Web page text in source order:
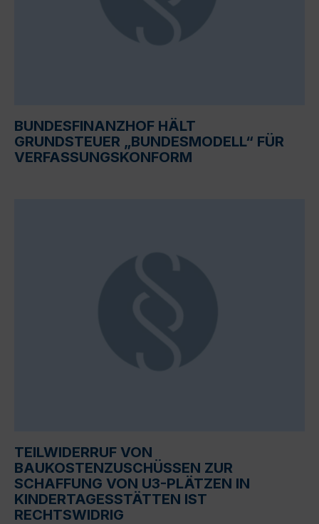
BUNDESFINANZHOF HÄLT
GRUNDSTEUER „BUNDESMODELL“ FÜR
VERFASSUNGSKONFORM
TEILWIDERRUF VON
BAUKOSTENZUSCHÜSSEN ZUR
SCHAFFUNG VON U3-PLÄTZEN IN
KINDERTAGESSTÄTTEN IST
RECHTSWIDRIG